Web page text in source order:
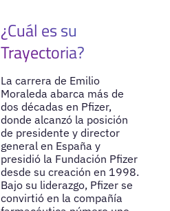
¿Cuál es su
Trayectoria?
La carrera de Emilio
Moraleda abarca más de
dos décadas en Pfizer,
donde alcanzó la posición
de presidente y director
general en España y
presidió la Fundación Pfizer
desde su creación en 1998.
Bajo su liderazgo, Pfizer se
convirtió en la compañía